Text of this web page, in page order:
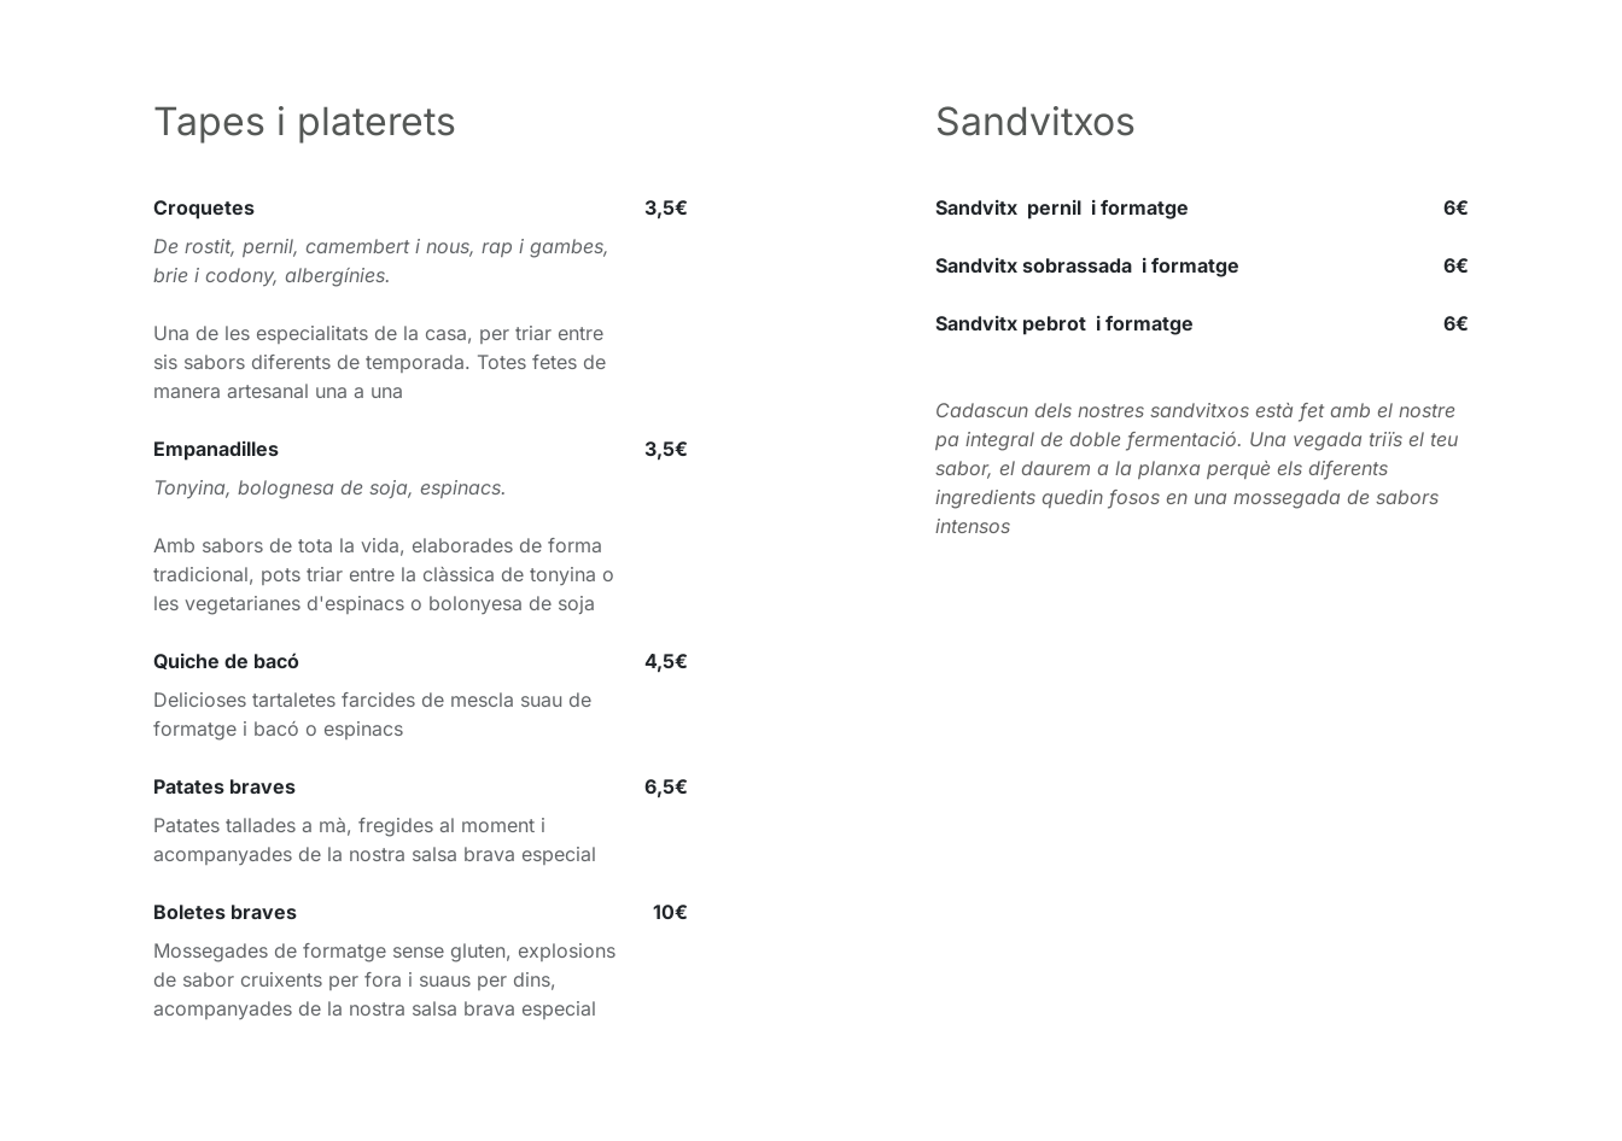
Sandvitxos
Sandvitx pernil i formatge 6€
Sandvitx sobrassada i formatge 6€
Sandvitx pebrot i formatge 6€
Cadascun dels nostres sandvitxos està fet amb el nostre
pa integral de doble fermentació. Una vegada triïs el teu
sabor, el daurem a la planxa perquè els diferents
ingredients quedin fosos en una mossegada de sabors
intensos
Tapes i platerets
Croquetes
3,5€
De rostit, pernil, camembert i nous, rap i gambes,
brie i codony, albergínies.
Una de les especialitats de la casa, per triar entre
sis sabors diferents de temporada. Totes fetes de
manera artesanal una a una
Empanadilles
3,5€
Tonyina, bolognesa de soja, espinacs.
Amb sabors de tota la vida, elaborades de forma
tradicional, pots triar entre la clàssica de tonyina o
les vegetarianes d'espinacs o bolonyesa de soja
Quiche de bacó
4,5€
Delicioses tartaletes farcides de mescla suau de
formatge i bacó o espinacs
Patates braves
6,5€
Patates tallades a mà, fregides al moment i
acompanyades de la nostra salsa brava especial
Boletes braves
10€
Mossegades de formatge sense gluten, explosions
de sabor cruixents per fora i suaus per dins,
acompanyades de la nostra salsa brava especial